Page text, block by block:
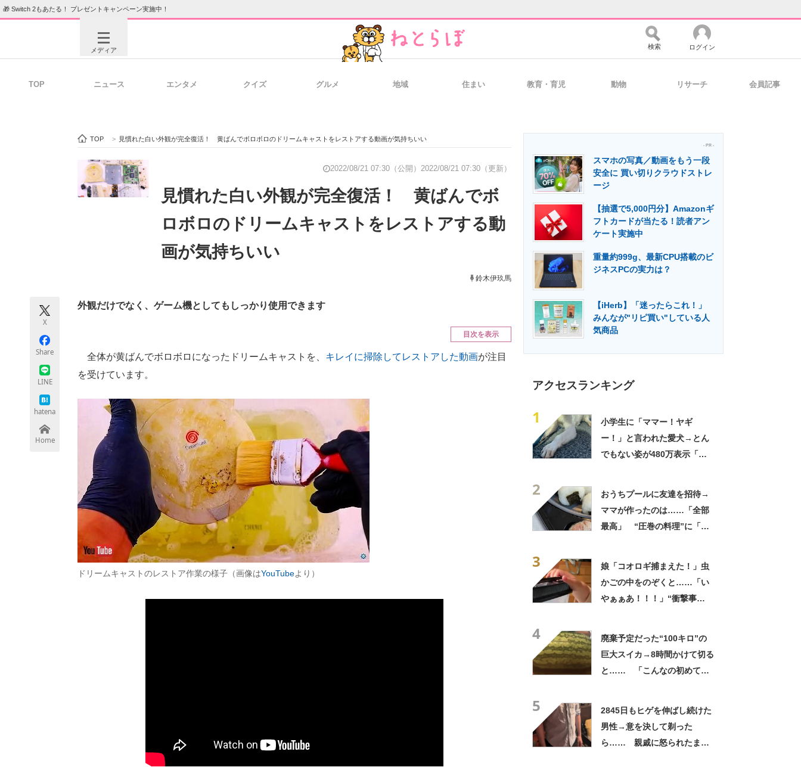
🎁 Switch 2もあたる！ プレゼントキャンペーン実施中！
メディア
ビジネスと働き方のヒント 経営リーダーのコミュニティ マーケ×ITの今がよく分かる
ITエンジニア向け専門サイト 企業向けIT製品の総合サイト IT製品の技術・比較・事例 製造業のIT導入・活用を支援
エネルギーの専門メディア 建設×テクノロジーの最前線
検索 ログイン
TOP ニュース エンタメ クイズ グルメ 地域 住まい 教育・育児 動物 リサーチ 会員記事
TOP > 見慣れた白い外観が完全復活！ 黄ばんでボロボロのドリームキャストをレストアする動画が気持ちいい
2022/08/21 07:30（公開） 2022/08/21 07:30（更新）
見慣れた白い外観が完全復活！ 黄ばんでボ
ロボロのドリームキャストをレストアする動
画が気持ちいい
鈴木伊玖馬
X
Share
LINE
hatena
Home
外観だけでなく、ゲーム機としてもしっかり使用できます
目次を表示
全体が黄ばんでボロボロになったドリームキャストを、 キレイに掃除してレストアした動画が注目
を受けています。
ドリームキャストのレストア作業の様子（画像はYouTubeより）
- PR -
スマホの写真／動画をもう一段
安全に 買い切りクラウドストレ
ージ
【抽選で5,000円分】Amazonギ
フトカードが当たる！読者アン
ケート実施中
重量約999g、最新CPU搭載のビ
ジネスPCの実力は？
【iHerb】「迷ったらこれ！」
みんなが"リピ買い"している人
気商品
アクセスランキング
1
小学生に「ママー！ヤギ
ー！」と言われた愛犬→とん
でもない姿が480万表示「ど
2
おうちプールに友達を招待→
ママが作ったのは……「全部
最高」 “圧巻の料理”に「う
3
娘「コオロギ捕まえた！」虫
かごの中をのぞくと……「い
やぁぁあ！！！」“衝撃事
4
廃棄予定だった“100キロ”の
巨大スイカ→8時間かけて切る
と…… 「こんなの初めて見
5
2845日もヒゲを伸ばし続けた
男性→意を決して剃った
ら…… 親戚に怒られたまさ